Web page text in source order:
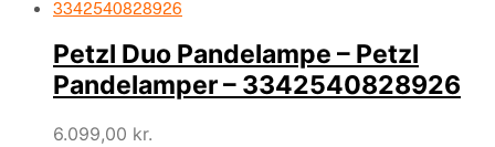
Petzl Duo Pandelampe – Petzl
Pandelamper – 3342540828926
6.099,00 kr.